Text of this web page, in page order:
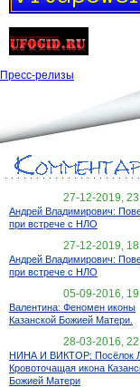
Пресс-релизы
27-12-2019,
Андрей Владимирович:
при встрече с НЛО
27-12-2019,
Андрей Владимирович:
при встрече с НЛО
05-09-2016,
Валентина: Феномен иконы
Казанской Божией Матери.
28-03-2016,
НИНА И ВИКТОР: Посёлок
Кровоточащая икона
Божией Матери